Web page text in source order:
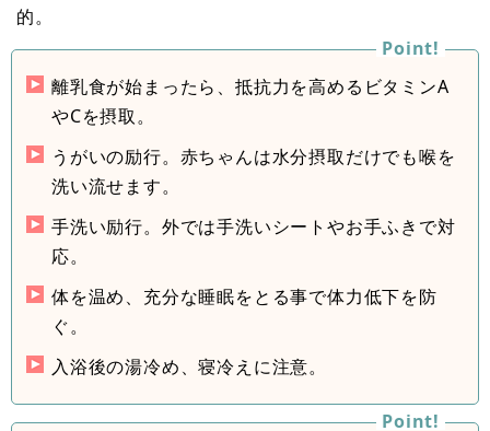
的。
離乳食が始まったら、抵抗力を高めるビタミンA
やCを摂取。
うがいの励行。赤ちゃんは水分摂取だけでも喉を
洗い流せます。
手洗い励行。外では手洗いシートやお手ふきで対
応。
体を温め、充分な睡眠をとる事で体力低下を防
ぐ。
入浴後の湯冷め、寝冷えに注意。